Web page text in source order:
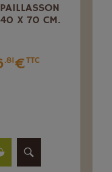
X 70 CM.
.81€TTC